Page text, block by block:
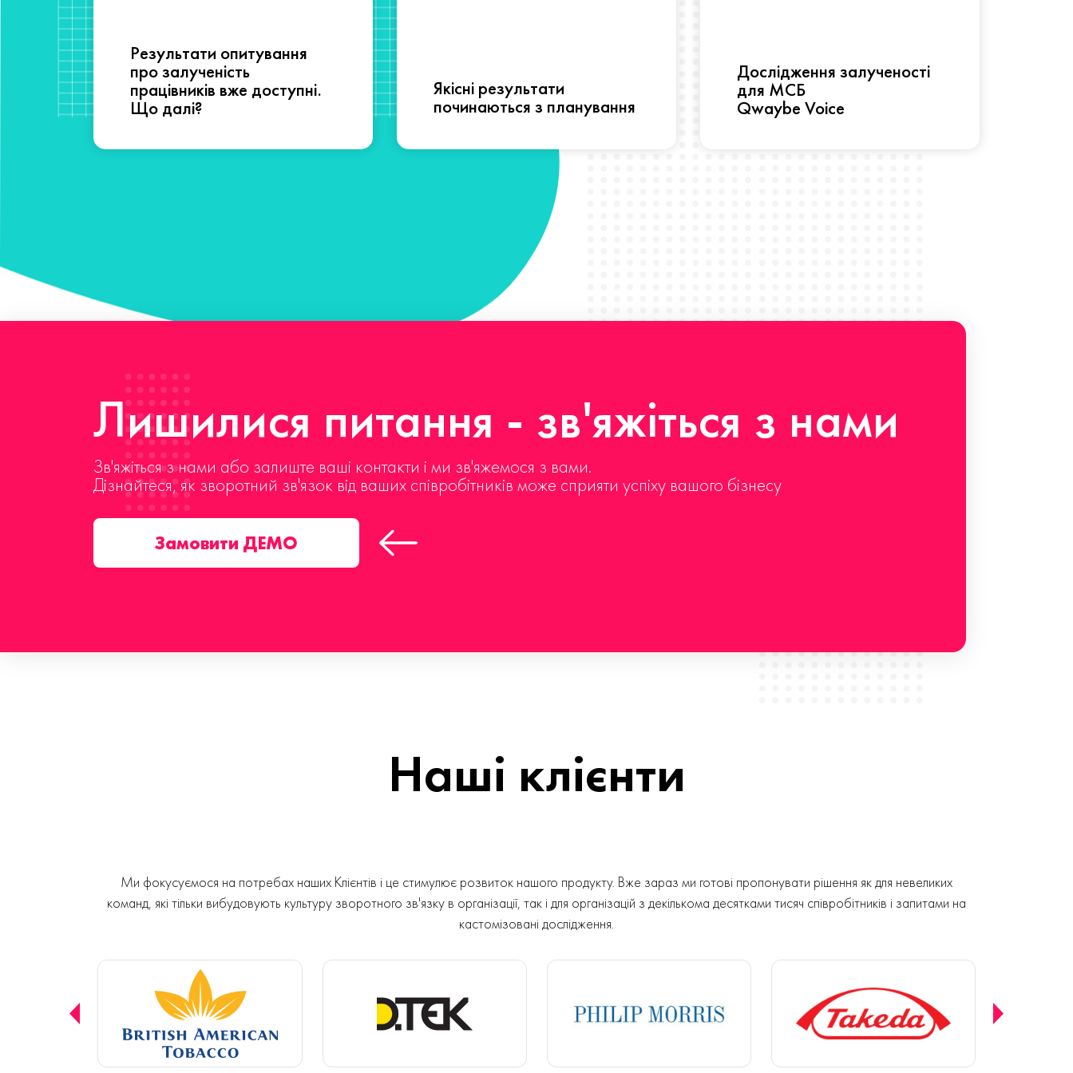
Результати опитування
про залученість
працівників вже доступні.
Що далі?
Якісні результати
починаються з планування
Дослідження залученості
для МСБ
Qwaybe Voice
Лишилися питання - зв'яжіться з нами
Зв'яжіться з нами або залиште ваші контакти і ми зв'яжемося з вами.
Дізнайтеся, як зворотний зв'язок від ваших співробітників може сприяти успіху вашого бізнесу
Замовити ДЕМО
Наші клієнти
Ми фокусуємося на потребах наших Клієнтів і це стимулює розвиток нашого продукту. Вже зараз ми готові пропонувати рішення як для невеликих
команд, які тільки вибудовують культуру зворотного зв'язку в організації, так і для організацій з декількома десятками тисяч співробітників і запитами на
кастомізовані дослідження.